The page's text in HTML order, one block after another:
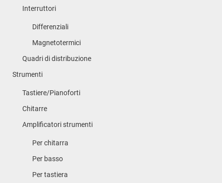
Interruttori
Differenziali
Magnetotermici
Quadri di distribuzione
Strumenti
Tastiere/Pianoforti
Chitarre
Amplificatori strumenti
Per chitarra
Per basso
Per tastiera